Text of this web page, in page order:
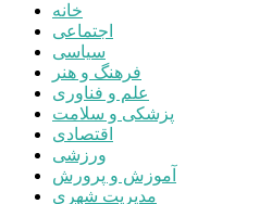
خانه
اجتماعی
سیاسی
فرهنگ و هنر
علم و فناوری
پزشکی و سلامت
اقتصادی
ورزشی
آموزش و پرورش
مدیریت شهری